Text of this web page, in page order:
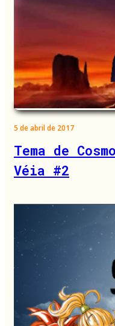
5 de abril de 2017
Tema de
Véia #2